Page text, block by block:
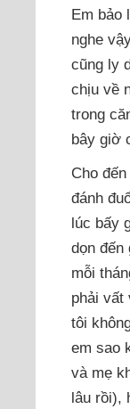
Em bảo
nghe
cũng ly
chịu về
trong
bây giờ
Cho
đánh
lúc bấy
dọn đến
mỗi
phải vất
tôi
em sao
và mẹ
lâu rồi),